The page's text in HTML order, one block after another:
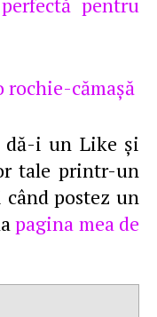
rochie-cămaşă
dă-i un Like şi
tale printr-un
când postez un
pagina mea de